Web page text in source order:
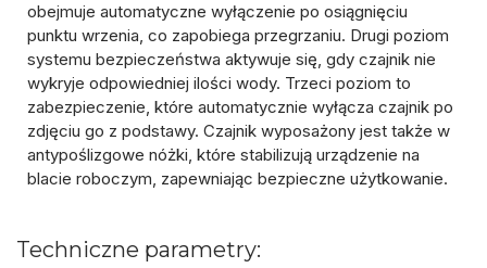
obejmuje automatyczne wyłączenie po osiągnięciu
punktu wrzenia, co zapobiega przegrzaniu. Drugi poziom
systemu bezpieczeństwa aktywuje się, gdy czajnik nie
wykryje odpowiedniej ilości wody. Trzeci poziom to
zabezpieczenie, które automatycznie wyłącza czajnik po
zdjęciu go z podstawy. Czajnik wyposażony jest także w
antypoślizgowe nóżki, które stabilizują urządzenie na
blacie roboczym, zapewniając bezpieczne użytkowanie.
Techniczne parametry: